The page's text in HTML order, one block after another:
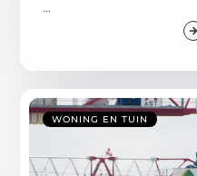
...
WONING EN TUIN